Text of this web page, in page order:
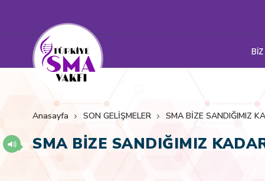
BİZ
Anasayfa SON GELİŞMELER SMA BİZE SANDIĞIMIZ
SMA BİZE SANDIĞIMIZ